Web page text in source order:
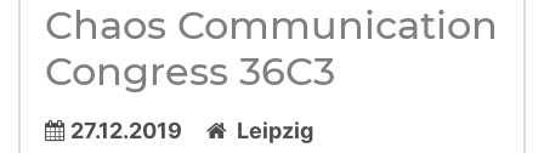
Chaos Communication
Congress 36C3
27.12.2019 Leipzig